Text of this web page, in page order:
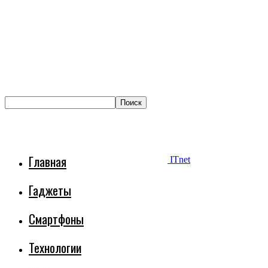
ITnet
Главная
Гаджеты
Смартфоны
Технологии